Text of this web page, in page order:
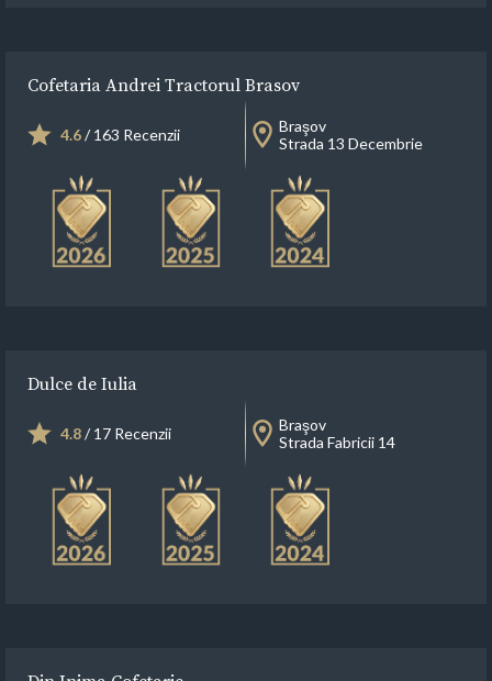
Cofetaria Andrei Tractorul Brasov
4.6/ 163 Recenzii
Braşov
Strada 13 Decembrie
Dulce de Iulia
4.8/ 17 Recenzii
Braşov
Strada Fabricii 14